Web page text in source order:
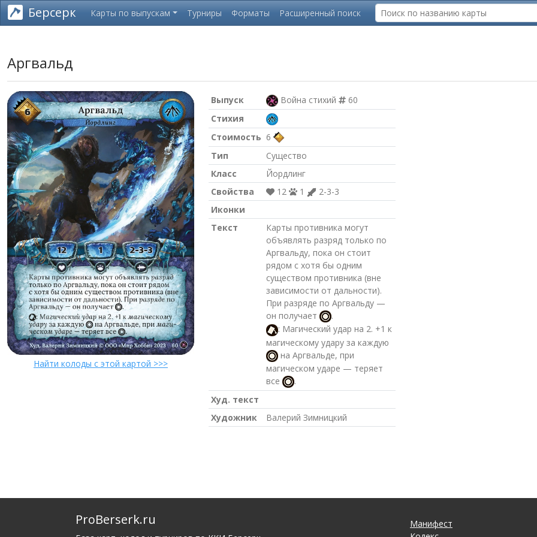
Берсерк Карты по выпускам Турниры Форматы Расширенный поиск
Аргвальд
Найти колоды с этой картой >>>
Выпуск Война стихий
60
Стихия
Стоимость 6
Тип
Существо
Класс
Йордлинг
Свойства
12 1
2-3-3
Иконки
Текст
Карты противника могут
объявлять разряд только по
Аргвальду, пока он стоит
рядом с хотя бы одним
существом противника (вне
зависимости от дальности).
При разряде по Аргвальду —
он получает
.
: Магический удар на 2. +1 к
магическому удару за каждую
на Аргвальде, при
магическом ударе — теряет
все
.
Худ. текст
Художник
Валерий Зимницкий
ProBerserk.ru
Манифест